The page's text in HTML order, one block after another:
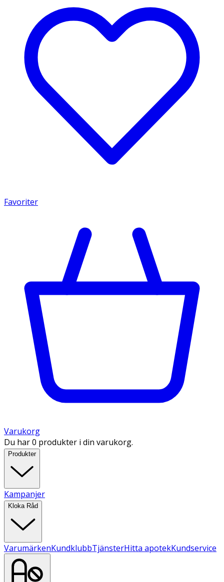
Favoriter
Varukorg
Du har 0 produkter i din varukorg.
Produkter
Kampanjer
Kloka Råd
VarumärkenKundklubbTjänsterHitta apotekKundservice